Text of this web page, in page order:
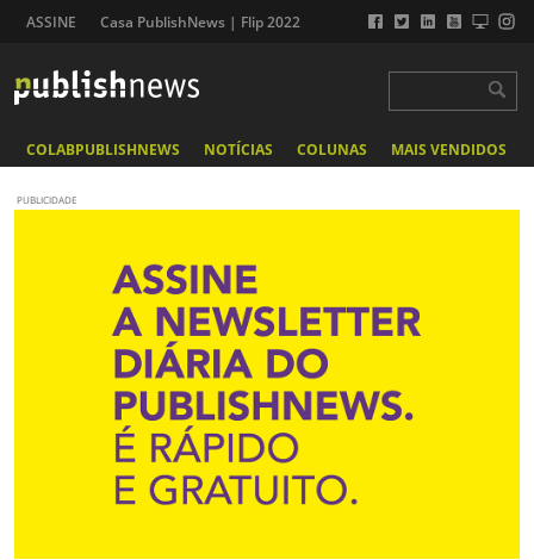
ASSINE Casa PublishNews | Flip 2022
COLABPUBLISHNEWS NOTÍCIAS COLUNAS MAIS VENDIDOS
PUBLICIDADE